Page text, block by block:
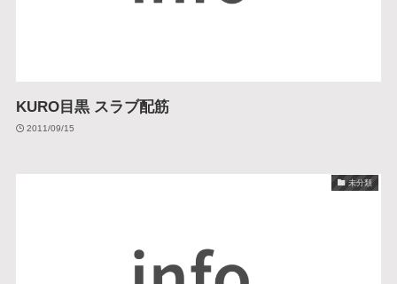
KURO目黒 スラブ配筋
2011/09/15
未分類